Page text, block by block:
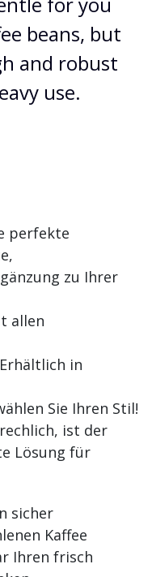
beans, but
and robust
use.
perfekte
zu Ihrer
allen
in
Sie Ihren Stil!
ist der
Lösung für
sicher
Kaffee
Ihren frisch